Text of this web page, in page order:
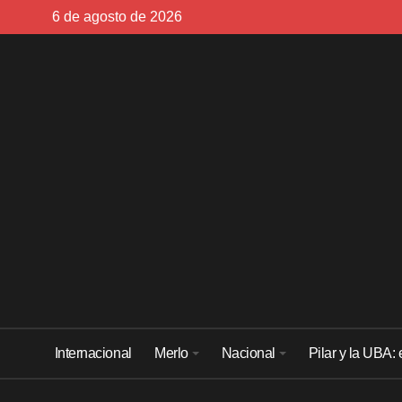
6 de agosto de 2026
Internacional Merlo Nacional Pilar y la UBA: